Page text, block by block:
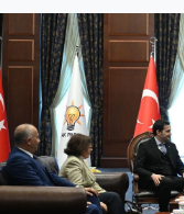
Ege Saati
Ege'den
Eğitim
Eğlence
Yayın Akışı
İletişim
Haber Arşivi